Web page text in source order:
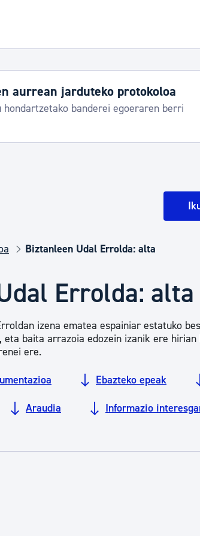
eta elkartegintza
Nagusia 2026: egitaraua
8-15
Biztanleen Udal Errolda: alta
Errolda: alta
izena ematea espainiar estatuko
baita arrazoia edozein izanik ere
ere.
Ebazteko epeak
Araudia Informazio